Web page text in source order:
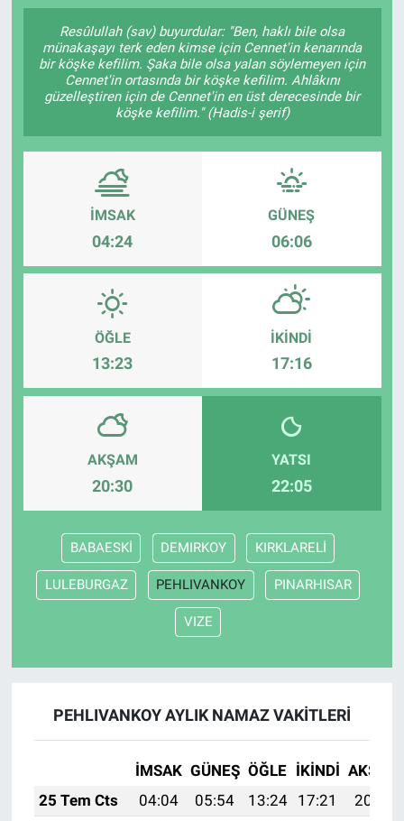
Resûlullah (sav) buyurdular: "Ben, haklı bile olsa
münakaşayı terk eden kimse için Cennet'in kenarında
bir köşke kefilim. Şaka bile olsa yalan söylemeyen için
Cennet'in ortasında bir köşke kefilim. Ahlâkını
güzelleştiren için de Cennet'in en üst derecesinde bir
köşke kefilim." (Hadis-i şerif)
İMSAK
04:24
GÜNEŞ
06:06
ÖĞLE
13:23
İKINDI
17:16
AKŞAM
20:30
YATSI
22:05
BABAESKİ DEMIRKOY KIRKLARELİ
LULEBURGAZ PEHLIVANKOY PINARHISAR
VIZE
PEHLIVANKOY AYLIK NAMAZ VAKITLERI
İMSAK GÜNEŞ ÖĞLE İKINDI AKŞAM
25 Tem Cts
04:04 05:54 13:24 17:21
20:44